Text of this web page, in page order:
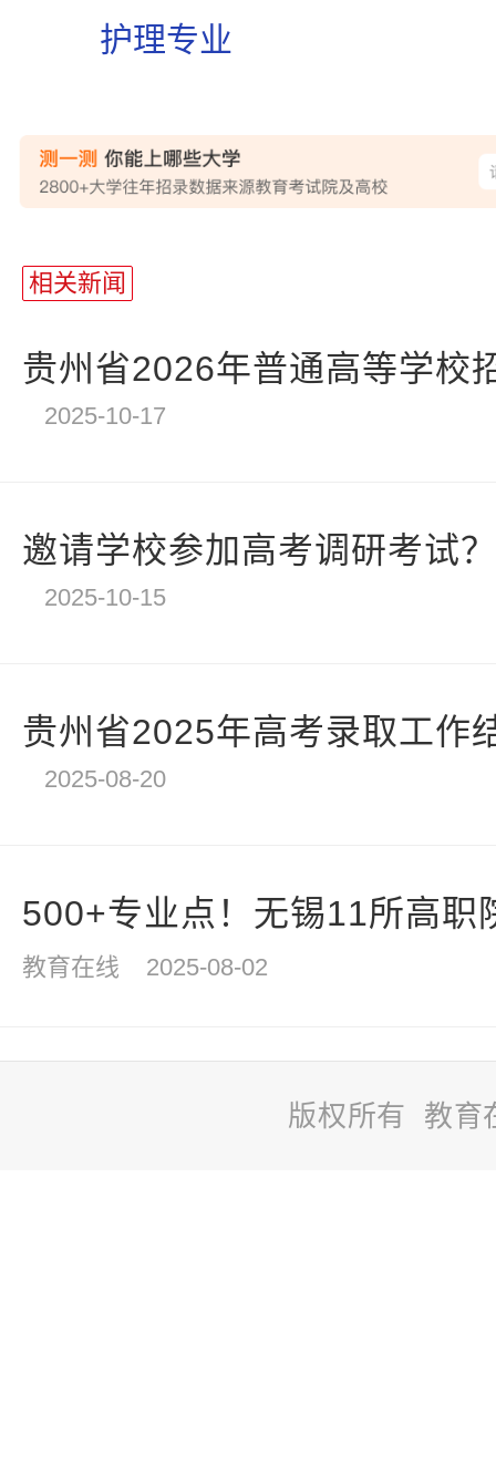
护理专业
相关新闻
贵州省2026年普通高等学校
2025-10-17
邀请学校参加高考调研考试
2025-10-15
贵州省2025年高考录取工作
2025-08-20
500+专业点！无锡11所高职
教育在线 2025-08-02
版权所有 教育